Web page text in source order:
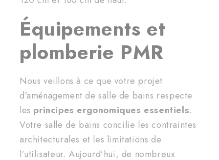
Équipements et
plomberie PMR
Nous veillons à ce que votre projet
d’aménagement de salle de bains respecte
les principes ergonomiques essentiels.
Votre salle de bains concilie les contraintes
architecturales et les limitations de
l’utilisateur. Aujourd’hui, de nombreux